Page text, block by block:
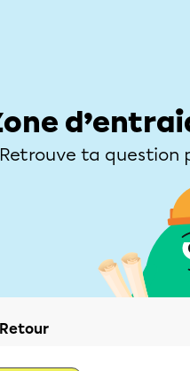
Retrouve ta question
Retour